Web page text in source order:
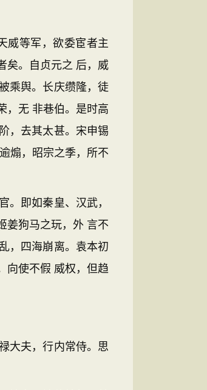
威等军，欲委宦者主
矣。自贞元之 后，威
乘舆。长庆缵隆，徒
，无 非巷伯。是时高
，去其太甚。宋申锡
煽，昭宗之季，所不
即如秦皇、汉武，
姜狗马之玩，外 言不
，四海崩离。袁本初
向使不假 威权，但趋
大夫，行内常侍。思